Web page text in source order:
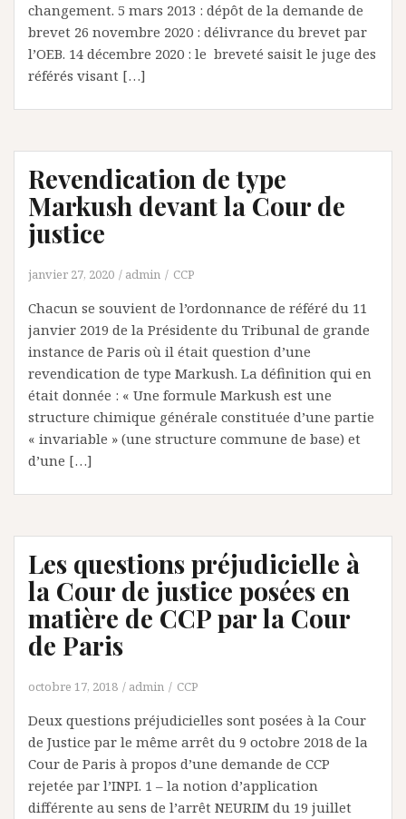
changement. 5 mars 2013 : dépôt de la demande de
brevet 26 novembre 2020 : délivrance du brevet par
l’OEB. 14 décembre 2020 : le breveté saisit le juge des
référés visant […]
Revendication de type
Markush devant la Cour de
justice
janvier 27, 2020 admin CCP
Chacun se souvient de l’ordonnance de référé du 11
janvier 2019 de la Présidente du Tribunal de grande
instance de Paris où il était question d’une
revendication de type Markush. La définition qui en
était donnée : « Une formule Markush est une
structure chimique générale constituée d’une partie
« invariable » (une structure commune de base) et
d’une […]
Les questions préjudicielle à
la Cour de justice posées en
matière de CCP par la Cour
de Paris
octobre 17, 2018 admin CCP
Deux questions préjudicielles sont posées à la Cour
de Justice par le même arrêt du 9 octobre 2018 de la
Cour de Paris à propos d’une demande de CCP
rejetée par l’INPI. 1 – la notion d’application
différente au sens de l’arrêt NEURIM du 19 juillet